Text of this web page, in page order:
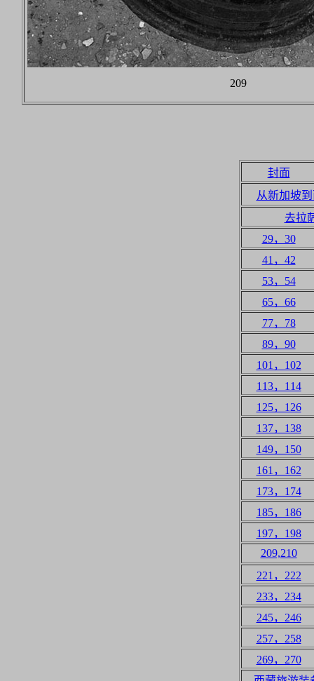
209
封面
从新加坡
去拉
29，30
41，42
53，54
65，66
77，78
89，90
101，102
113，114
125，126
137，138
149，150
161，162
173，174
185，186
197，198
209,210
221，222
233，234
245，246
257，258
269，270